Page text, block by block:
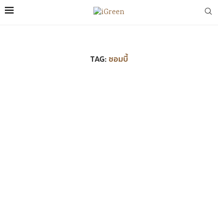
TAG: ซอมบี้